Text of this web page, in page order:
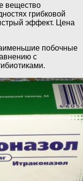
вещество
грибковой
эффект. Цена
побочные
с